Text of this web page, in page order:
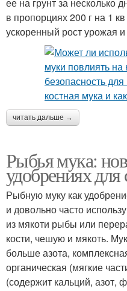
ее на грунт за несколько
в пропорциях 200 г на 1
ускоренный рост урожая
читать дальше →
Рыбья мука:
удобрениях для
Рыбную муку как
и довольно часто
из мякоти рыбы или
кости, чешую и мякоть.
больше азота,
органическая (мягкие
(содержит кальций, азот,